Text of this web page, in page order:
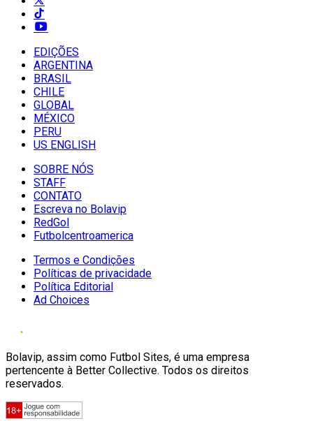
EDIÇÕES
ARGENTINA
BRASIL
CHILE
GLOBAL
MÉXICO
PERU
US ENGLISH
SOBRE NÓS
STAFF
CONTATO
Escreva no Bolavip
RedGol
Futbolcentroamerica
Termos e Condições
Políticas de privacidade
Política Editorial
Ad Choices
Bolavip, assim como Futbol Sites, é uma empresa
pertencente à Better Collective. Todos os direitos
reservados.